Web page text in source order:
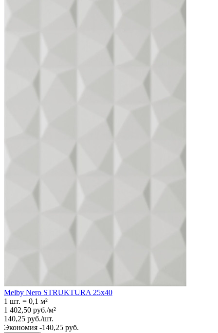
Melby Nero STRUKTURA 25x40
1 шт. = 0,1 м²
1 402,50 руб./м²
140,25 руб./шт.
Экономия -140,25 руб.